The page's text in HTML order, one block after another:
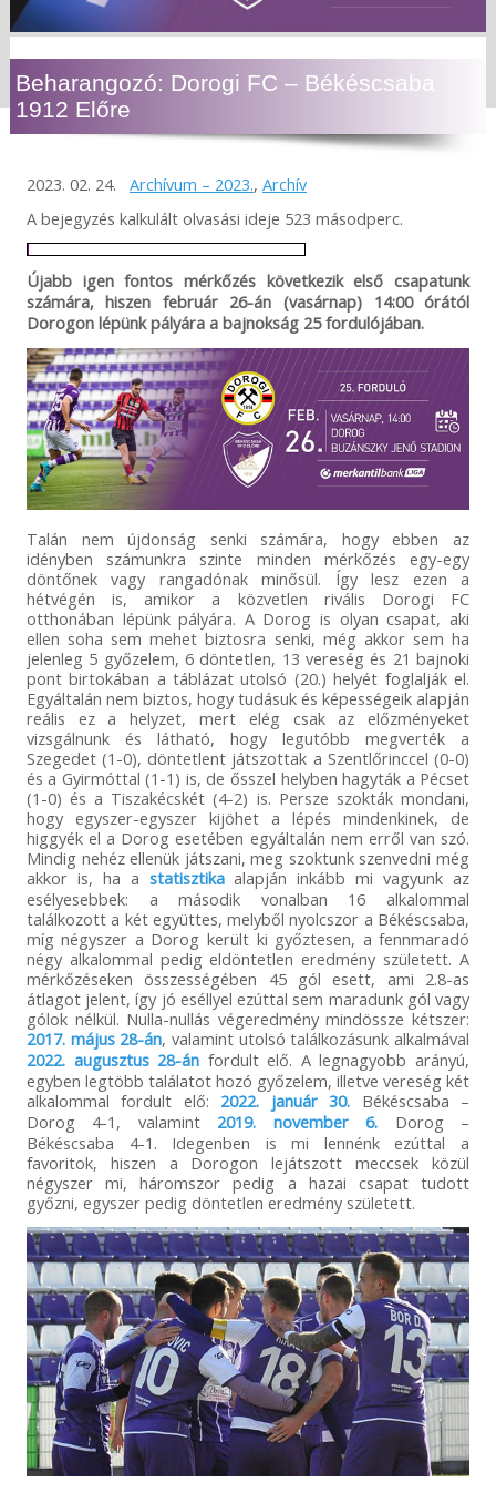
Beharangozó: Dorogi FC – Békéscsaba
1912 Előre
2023. 02. 24. Archívum – 2023., Archív
A bejegyzés kalkulált olvasási ideje 523 másodperc.
Újabb igen fontos mérkőzés következik első csapatunk
számára, hiszen február 26-án (vasárnap) 14:00 órától
Dorogon lépünk pályára a bajnokság 25 fordulójában.
Talán nem újdonság senki számára, hogy ebben az
idényben számunkra szinte minden mérkőzés egy-egy
döntőnek vagy rangadónak minősül. Így lesz ezen a
hétvégén is, amikor a közvetlen rivális Dorogi FC
otthonában lépünk pályára. A Dorog is olyan csapat, aki
ellen soha sem mehet biztosra senki, még akkor sem ha
jelenleg 5 győzelem, 6 döntetlen, 13 vereség és 21 bajnoki
pont birtokában a táblázat utolsó (20.) helyét foglalják el.
Egyáltalán nem biztos, hogy tudásuk és képességeik alapján
reális ez a helyzet, mert elég csak az előzményeket
vizsgálnunk és látható, hogy legutóbb megverték a
Szegedet (1-0), döntetlent játszottak a Szentlőrinccel (0-0)
és a Gyirmóttal (1-1) is, de ősszel helyben hagyták a Pécset
(1-0) és a Tiszakécskét (4-2) is. Persze szokták mondani,
hogy egyszer-egyszer kijöhet a lépés mindenkinek, de
higgyék el a Dorog esetében egyáltalán nem erről van szó.
Mindig nehéz ellenük játszani, meg szoktunk szenvedni még
akkor is, ha a statisztikaalapján inkább mi vagyunk az
esélyesebbek: a második vonalban 16 alkalommal
találkozott a két együttes, melyből nyolcszor a Békéscsaba,
míg négyszer a Dorog került ki győztesen, a fennmaradó
négy alkalommal pedig eldöntetlen eredmény született. A
mérkőzéseken összességében 45 gól esett, ami 2.8-as
átlagot jelent, így jó eséllyel ezúttal sem maradunk gól vagy
gólok nélkül. Nulla-nullás végeredmény mindössze kétszer:
2017. május 28-án, valamint utolsó találkozásunk alkalmával
2022. augusztus 28-án fordult elő. A legnagyobb arányú,
egyben legtöbb találatot hozó győzelem, illetve vereség két
alkalommal fordult elő: 2022. január 30. Békéscsaba –
Dorog 4-1, valamint 2019. november 6. Dorog –
Békéscsaba 4-1. Idegenben is mi lennénk ezúttal a
favoritok, hiszen a Dorogon lejátszott meccsek közül
négyszer mi, háromszor pedig a hazai csapat tudott
győzni, egyszer pedig döntetlen eredmény született.